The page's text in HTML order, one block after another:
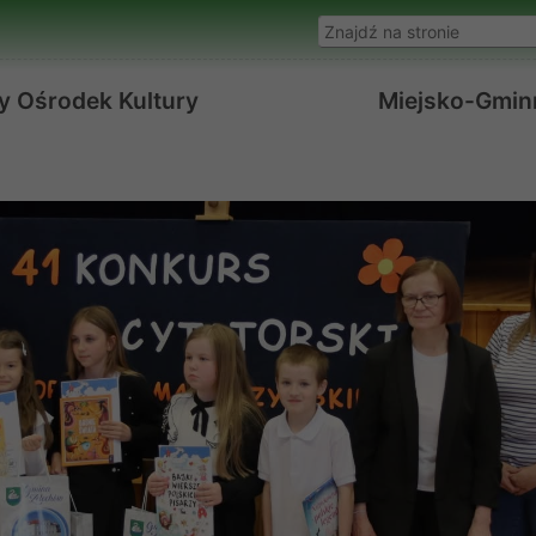
Wyszukaj w serwisie
Ośrodek Kultury
Miejsko-